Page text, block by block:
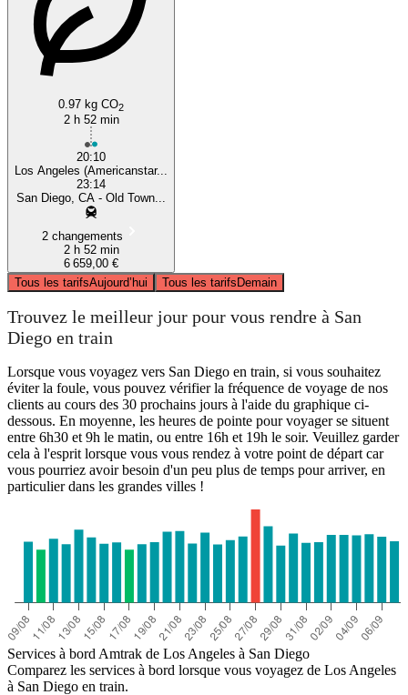
0.97 kg CO2
2 h 52 min
20:10
Los Angeles (Americanstar...
23:14
San Diego, CA - Old Town...
2 changements
2 h 52 min
6 659,00 €
Tous les tarifsAujourd’hui Tous les tarifsDemain
Trouvez le meilleur jour pour vous rendre à San
Diego en train
Lorsque vous voyagez vers San Diego en train, si vous souhaitez
éviter la foule, vous pouvez vérifier la fréquence de voyage de nos
clients au cours des 30 prochains jours à l'aide du graphique ci-
dessous. En moyenne, les heures de pointe pour voyager se situent
entre 6h30 et 9h le matin, ou entre 16h et 19h le soir. Veuillez garder
cela à l'esprit lorsque vous vous rendez à votre point de départ car
vous pourriez avoir besoin d'un peu plus de temps pour arriver, en
particulier dans les grandes villes !
Services à bord Amtrak de Los Angeles à San Diego
Comparez les services à bord lorsque vous voyagez de Los Angeles
à San Diego en train.